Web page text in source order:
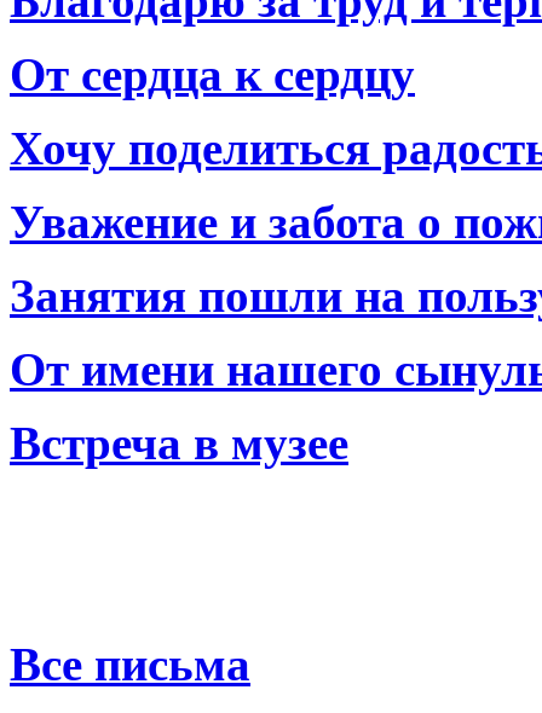
От сердца к сердцу
Хочу поделиться
Уважение и забота о
Занятия пошли на
От имени нашего
Встреча в музее
Все письма